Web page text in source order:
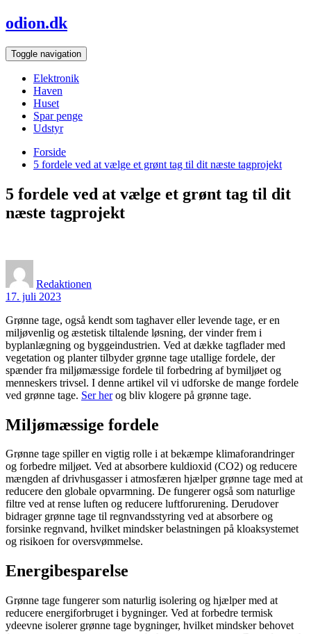
Skip
to
content
odion.dk
Toggle navigation
Elektronik
Haven
Huset
Spar penge
Udstyr
Forside
5 fordele ved at vælge et grønt tag til dit næste tagprojekt
5 fordele ved at vælge et grønt tag til dit
næste tagprojekt
Redaktionen
17. juli 2023
Grønne tage, også kendt som taghaver eller levende tage, er en
miljøvenlig og æstetisk tiltalende løsning, der vinder frem i
byplanlægning og byggeindustrien. Ved at dække tagflader med
vegetation og planter tilbyder grønne tage utallige fordele, der
spænder fra miljømæssige fordele til forbedring af bymiljøet og
menneskers trivsel. I denne artikel vil vi udforske de mange fordele
ved grønne tage. Ser herog bliv klogere på grønne tage.
Miljømæssige fordele
Grønne tage spiller en vigtig rolle i at bekæmpe klimaforandringer
og forbedre miljøet. Ved at absorbere kuldioxid (CO2) og reducere
mængden af drivhusgasser i atmosfæren hjælper grønne tage med at
reducere den globale opvarmning. De fungerer også som naturlige
filtre ved at rense luften og reducere luftforurening. Derudover
bidrager grønne tage til regnvandsstyring ved at absorbere og
forsinke regnvand, hvilket mindsker belastningen på kloaksystemet
og risikoen for oversvømmelse.
Energibesparelse
Grønne tage fungerer som naturlig isolering og hjælper med at
reducere energiforbruget i bygninger. Ved at forbedre termisk
ydeevne isolerer grønne tage bygninger, hvilket mindsker behovet